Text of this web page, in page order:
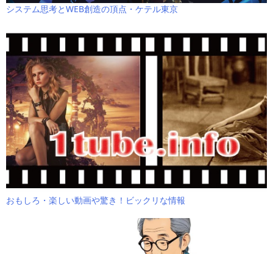
システム思考とWEB創造の頂点・ケテル東京
おもしろ・楽しい動画や驚き！ビックリな情報